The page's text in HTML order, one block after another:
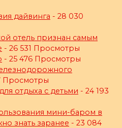
дайвинга - 28 030
отель признан самым
- 26 531 Просмотры
- 25 476 Просмотры
Просмотры
отдыха с детьми - 24 193
мини-баром в
знать заранее - 23 084